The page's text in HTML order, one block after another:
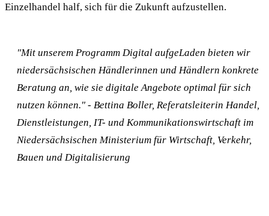
Einzelhandel half, sich für die Zukunft aufzustellen.
"Mit unserem Programm Digital aufgeLaden bieten wir
niedersächsischen Händlerinnen und Händlern konkrete
Beratung an, wie sie digitale Angebote optimal für sich
nutzen können." - Bettina Boller, Referatsleiterin Handel,
Dienstleistungen, IT- und Kommunikationswirtschaft im
Niedersächsischen Ministerium für Wirtschaft, Verkehr,
Bauen und Digitalisierung